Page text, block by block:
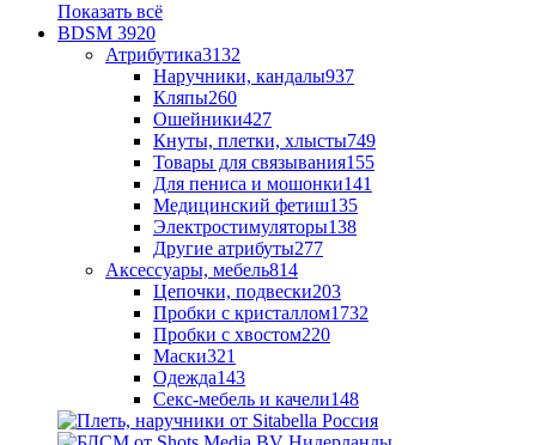
Показать всё
BDSM 3920
Атрибутика3132
Наручники, кандалы937
Кляпы260
Ошейники427
Кнуты, плетки, хлысты749
Товары для связывания155
Для пениса и мошонки141
Медицинский фетиш135
Электростимуляторы138
Другие атрибуты277
Аксессуары, мебель814
Цепочки, подвески203
Пробки с кристаллом1732
Пробки с хвостом220
Маски321
Одежда143
Секс-мебель и качели148